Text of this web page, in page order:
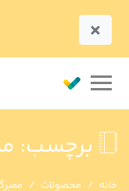
×
برچسب:
خانه محصولات